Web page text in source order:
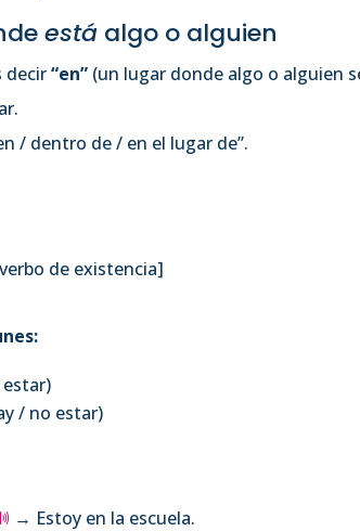
está algo o alguien
decir“en” (un lugar donde algo o alguien
/ dentro de / en el lugar de”.
de existencia]
/ no estar)
→ Estoy en la escuela.